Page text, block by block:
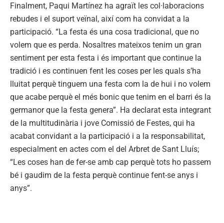
Finalment, Paqui Martínez ha agraït les col·laboracions
rebudes i el suport veïnal, així com ha convidat a la
participació. “La festa és una cosa tradicional, que no
volem que es perda. Nosaltres mateixos tenim un gran
sentiment per esta festa i és important que continue la
tradició i es continuen fent les coses per les quals s’ha
lluitat perquè tinguem una festa com la de hui i no volem
que acabe perquè el més bonic que tenim en el barri és la
germanor que la festa genera”. Ha declarat esta integrant
de la multitudinària i jove Comissió de Festes, qui ha
acabat convidant a la participació i a la responsabilitat,
especialment en actes com el del Arbret de Sant Lluís;
“Les coses han de fer-se amb cap perquè tots ho passem
bé i gaudim de la festa perquè continue fent-se anys i
anys”.